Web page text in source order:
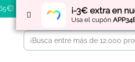
¡-3€ extra en
Usa el cupón